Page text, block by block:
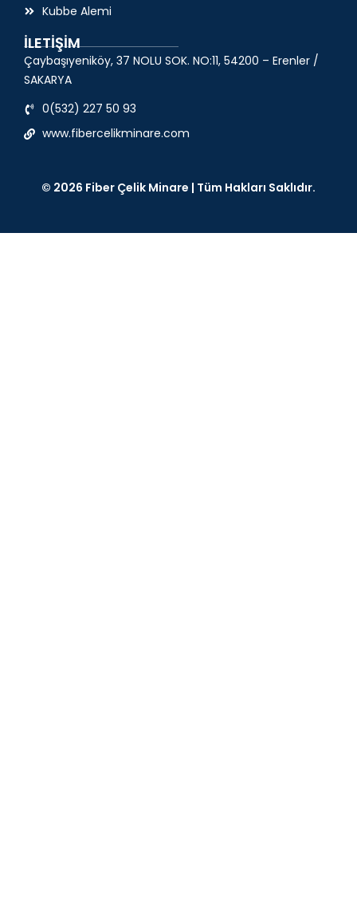
Kubbe Alemi
İLETİŞİM
Çaybaşıyeniköy, 37 NOLU SOK. NO:11, 54200 – Erenler /
SAKARYA
0(532) 227 50 93
www.fibercelikminare.com
© 2026 Fiber Çelik Minare | Tüm Hakları Saklıdır.